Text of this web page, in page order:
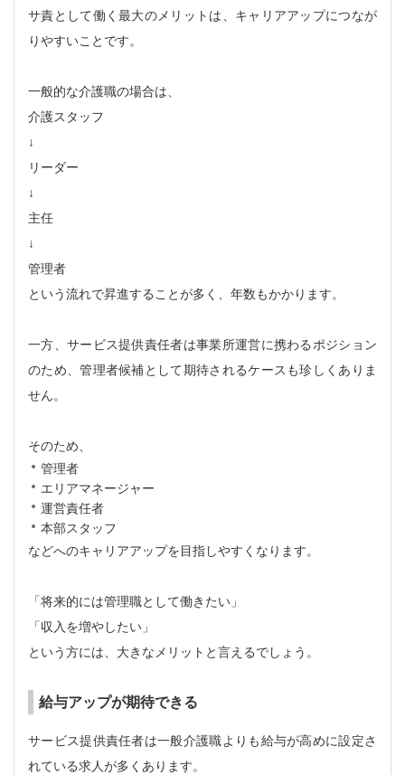
サ責として働く最大のメリットは、キャリアアップにつなが
りやすいことです。
一般的な介護職の場合は、
介護スタッフ
↓
リーダー
↓
主任
↓
管理者
という流れで昇進することが多く、年数もかかります。
一方、サービス提供責任者は事業所運営に携わるポジション
のため、管理者候補として期待されるケースも珍しくありま
せん。
そのため、
管理者
エリアマネージャー
運営責任者
本部スタッフ
などへのキャリアアップを目指しやすくなります。
「将来的には管理職として働きたい」
「収入を増やしたい」
という方には、大きなメリットと言えるでしょう。
給与アップが期待できる
サービス提供責任者は一般介護職よりも給与が高めに設定さ
れている求人が多くあります。